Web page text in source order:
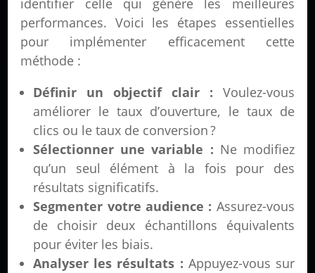
identifier celle qui génère les meilleures
performances. Voici les étapes essentielles
pour implémenter efficacement cette
méthode :
Définir un objectif clair : Voulez-vous
améliorer le taux d’ouverture, le taux de
clics ou le taux de conversion ?
Sélectionner une variable : Ne modifiez
qu’un seul élément à la fois pour des
résultats significatifs.
Segmenter votre audience : Assurez-vous
de choisir deux échantillons équivalents
pour éviter les biais.
Analyser les résultats : Appuyez-vous sur